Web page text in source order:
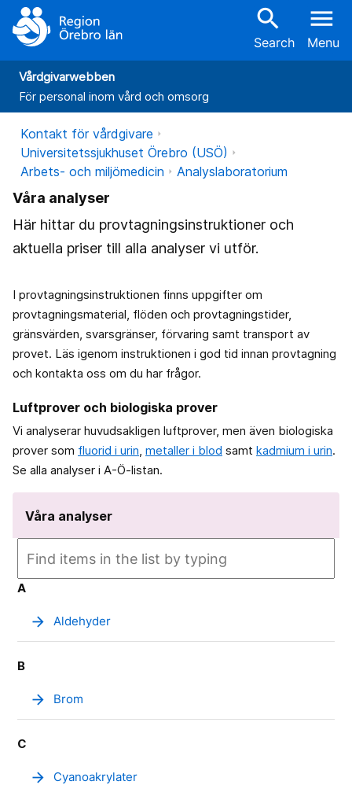
search
Search
menu
Menu
Vårdgivarwebben
För personal inom vård och omsorg
Kontakt för vårdgivare
Universitetssjukhuset Örebro (USÖ)
Arbets- och miljömedicin
Analyslaboratorium
Våra analyser
Här hittar du provtagningsinstruktioner och
aktuella priser till alla analyser vi utför.
I provtagningsinstruktionen finns uppgifter om
provtagningsmaterial, flöden och provtagningstider,
gränsvärden, svarsgränser, förvaring samt transport av
provet. Läs igenom instruktionen i god tid innan provtagning
och kontakta oss om du har frågor.
Luftprover och biologiska prover
Vi analyserar huvudsakligen luftprover, men även biologiska
prover som fluorid i urin, metaller i blod samt kadmium i urin.
Se alla analyser i A-Ö-listan.
Våra analyser
A
arrow_forward Aldehyder
B
arrow_forward Brom
C
arrow_forward Cyanoakrylater